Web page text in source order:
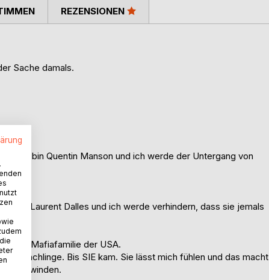
Sache damals.
Ich bin Quentin Manson und ich werde der Untergang von
ist Laurent Dalles und ich werde verhindern, dass sie jemals
Mafiafamilie der USA.
Bis SIE kam. Sie lässt mich fühlen und das macht
REZENSIONEN